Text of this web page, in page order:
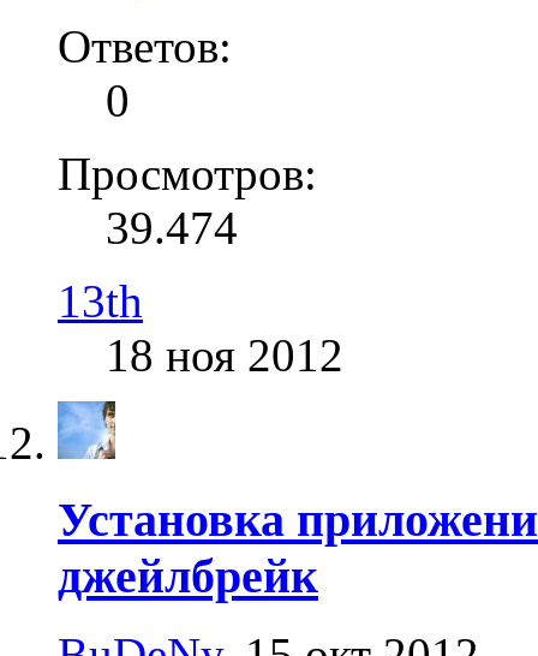
Ответов:
0
Просмотров:
39.474
13th
18 ноя 2012
Установка
джейлбрейк